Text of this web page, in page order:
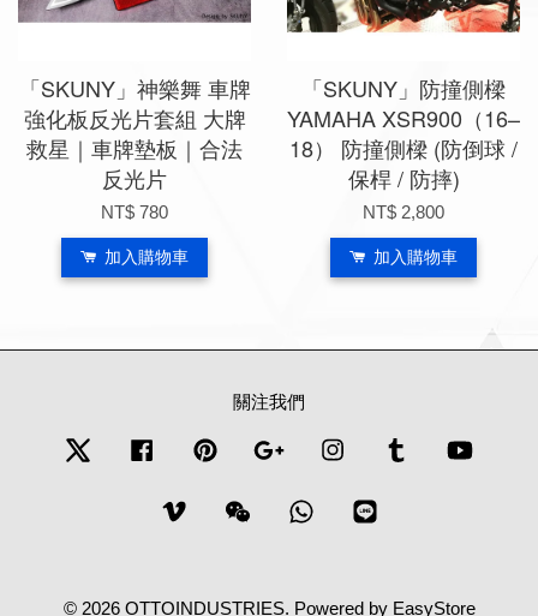
「SKUNY」神樂舞 車牌
強化板反光片套組 大牌
救星｜車牌墊板｜合法
反光片
NT$ 780
加入購物車
「SKUNY」防撞側樑
YAMAHA XSR900（16–
18） 防撞側樑 (防倒球 /
保桿 / 防摔)
NT$ 2,800
加入購物車
關注我們
Twitter Facebook Pinterest Google Instagram Tumblr
Vimeo Wechat Whatsapp
© 2026 OTTOINDUSTRIES. Powered by EasyStore